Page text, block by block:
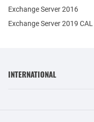
Exchange Server 2016
Exchange Server 2019 CAL
INTERNATIONAL